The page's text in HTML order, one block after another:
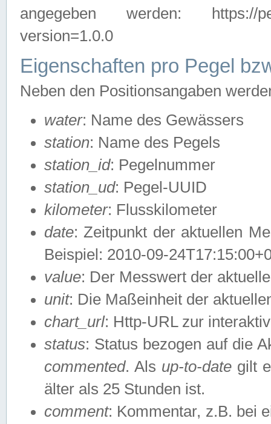
angegeben werden: https://
version=1.0.0
Eigenschaften pro Pegel
Neben den Positionsangaben
water: Name des Gewässers
station: Name des Pegels
station_id: Pegelnummer
station_ud: Pegel-UUID
kilometer: Flusskilometer
date: Zeitpunkt der aktuellen
Beispiel: 2010-09-
value: Der Messwert der
unit: Die Maßeinheit der
chart_url: Http-URL zur
status: Status bezogen auf die
commented. Als up-to-date gilt
älter als 25 Stunden ist.
comment: Kommentar, z.B. bei